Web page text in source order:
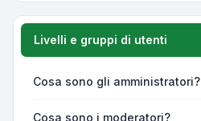
Livelli e gruppi di utenti
Cosa sono gli amministratori?
Cosa sono i moderatori?